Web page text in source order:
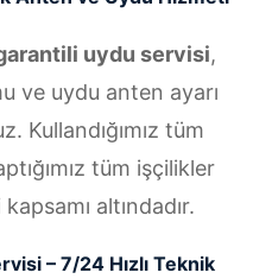
uydu servisi,
ve uydu anten ayarı
Kullandığımız tüm
tüm işçilikler
altındadır.
– 7/24 Hızlı Teknik